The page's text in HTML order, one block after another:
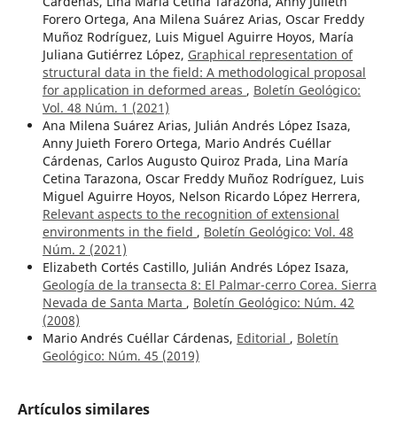
Forero Ortega, Ana Milena Suárez Arias, Oscar Freddy
Muñoz Rodríguez, Luis Miguel Aguirre Hoyos, María
Juliana Gutiérrez López, Graphical representation of
structural data in the field: A methodological proposal
for application in deformed areas , Boletín Geológico:
Vol. 48 Núm. 1 (2021)
Ana Milena Suárez Arias, Julián Andrés López Isaza,
Anny Juieth Forero Ortega, Mario Andrés Cuéllar
Cárdenas, Carlos Augusto Quiroz Prada, Lina María
Cetina Tarazona, Oscar Freddy Muñoz Rodríguez, Luis
Miguel Aguirre Hoyos, Nelson Ricardo López Herrera,
Relevant aspects to the recognition of extensional
environments in the field , Boletín Geológico: Vol. 48
Núm. 2 (2021)
Elizabeth Cortés Castillo, Julián Andrés López Isaza,
Geología de la transecta 8: El Palmar-cerro Corea. Sierra
Nevada de Santa Marta , Boletín Geológico: Núm. 42
(2008)
Mario Andrés Cuéllar Cárdenas, Editorial , Boletín
Geológico: Núm. 45 (2019)
Artículos similares